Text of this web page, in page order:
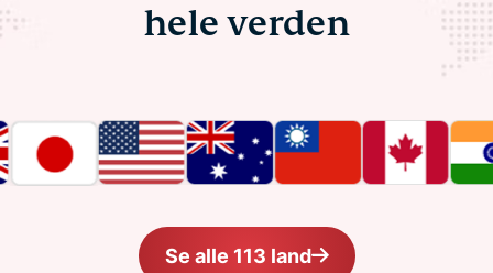
hele verden
Se alle 113 land